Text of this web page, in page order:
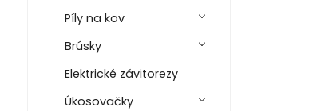
Píly na kov
Brúsky
Elektrické závitorezy
Úkosovačky